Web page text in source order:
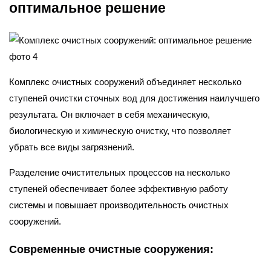
оптимальное решение
Комплекс очистных сооружений объединяет несколько
ступеней очистки сточных вод для достижения наилучшего
результата. Он включает в себя механическую,
биологическую и химическую очистку, что позволяет
убрать все виды загрязнений.
Разделение очистительных процессов на несколько
ступеней обеспечивает более эффективную работу
системы и повышает производительность очистных
сооружений.
Современные очистные сооружения: